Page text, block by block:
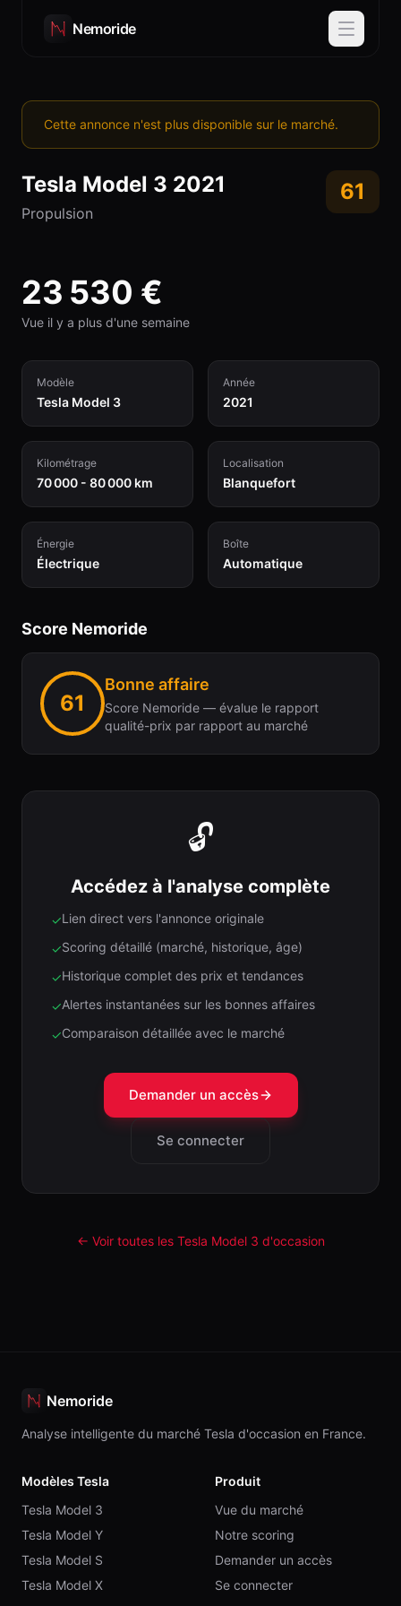
Nemoride
Cette annonce n'est plus disponible sur le marché.
Tesla Model 3 2021
Propulsion
61
23 530 €
Vue il y a plus d'une semaine
Modèle
Tesla Model 3
Année
2021
Kilométrage
70 000 - 80 000 km
Localisation
Blanquefort
Énergie
Électrique
Boîte
Automatique
Score Nemoride
61
Bonne affaire
Score Nemoride — évalue le rapport
qualité-prix par rapport au marché
🔓
Accédez à l'analyse complète
✓Lien direct vers l'annonce originale
✓Scoring détaillé (marché, historique, âge)
✓Historique complet des prix et tendances
✓Alertes instantanées sur les bonnes affaires
✓Comparaison détaillée avec le marché
Demander un accès
Se connecter
← Voir toutes les Tesla Model 3 d'occasion
Nemoride
Analyse intelligente du marché Tesla d'occasion en France.
Modèles Tesla
Tesla Model 3
Tesla Model Y
Tesla Model S
Tesla Model X
Produit
Vue du marché
Notre scoring
Demander un accès
Se connecter